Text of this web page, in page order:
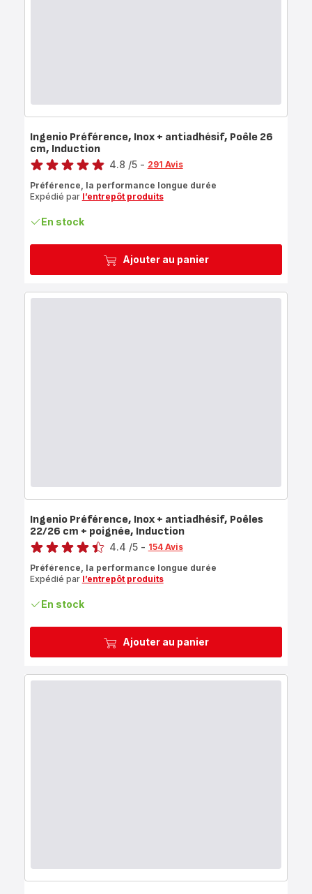
Ajouter au panier
Ingenio Préférence, Inox + antiadhésif, Poêle 26
cm, Induction
Note
4.8 /5 - 291 Avis
Préférence, la performance longue durée
Expédié par l’entrepôt produits
En stock
Ajouter au panier
Ingenio Préférence, Inox + antiadhésif, Poêles
22/26 cm + poignée, Induction
Note
4.4 /5 - 154 Avis
Préférence, la performance longue durée
Expédié par l’entrepôt produits
En stock